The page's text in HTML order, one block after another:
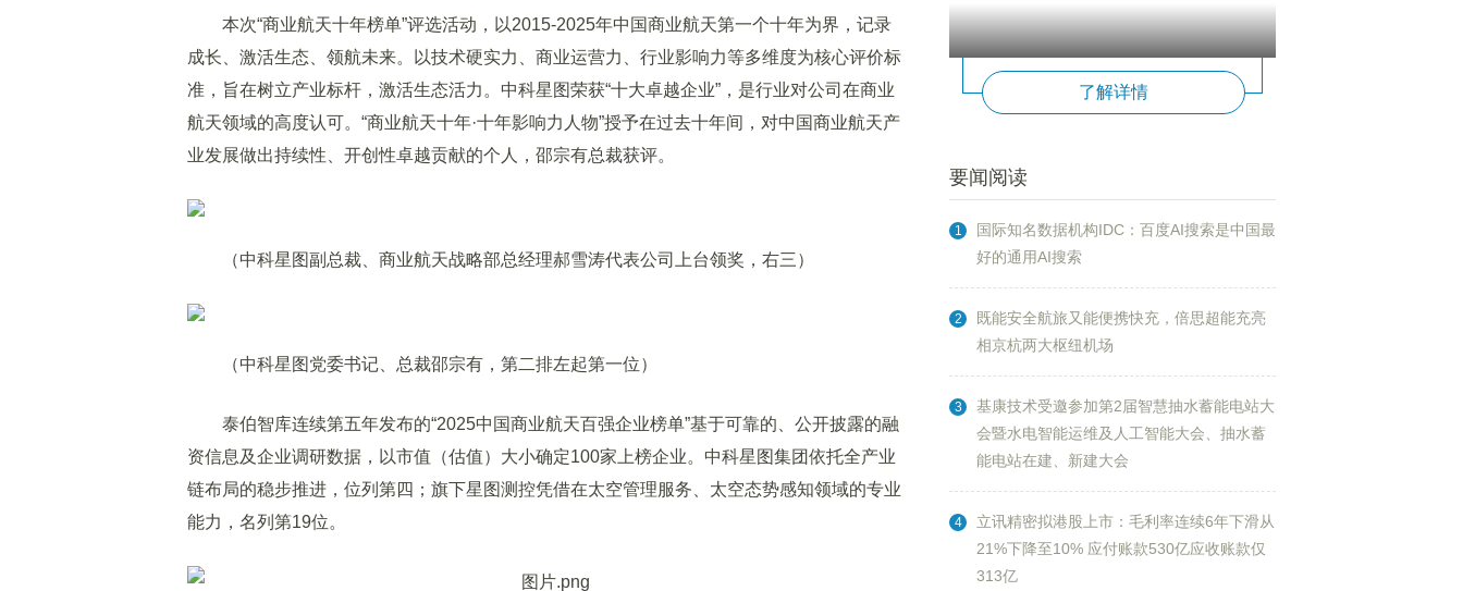
本次“商业航天十年榜单”评选活动，以2015-2025年中国商业航天第一个十年为界，记录
成长、激活生态、领航未来。以技术硬实力、商业运营力、行业影响力等多维度为核心评价标
准，旨在树立产业标杆，激活生态活力。中科星图荣获“十大卓越企业”，是行业对公司在商业
航天领域的高度认可。“商业航天十年·十年影响力人物”授予在过去十年间，对中国商业航天产
业发展做出持续性、开创性卓越贡献的个人，邵宗有总裁获评。
（中科星图副总裁、商业航天战略部总经理郝雪涛代表公司上台领奖，右三）
（中科星图党委书记、总裁邵宗有，第二排左起第一位）
泰伯智库连续第五年发布的“2025中国商业航天百强企业榜单”基于可靠的、公开披露的融
资信息及企业调研数据，以市值（估值）大小确定100家上榜企业。中科星图集团依托全产业
链布局的稳步推进，位列第四；旗下星图测控凭借在太空管理服务、太空态势感知领域的专业
能力，名列第19位。
了解详情
要闻阅读
1
国际知名数据机构IDC：百度AI搜索是中国最
好的通用AI搜索
2
既能安全航旅又能便携快充，倍思超能充亮
相京杭两大枢纽机场
3
基康技术受邀参加第2届智慧抽水蓄能电站大
会暨水电智能运维及人工智能大会、抽水蓄
能电站在建、新建大会
4
立讯精密拟港股上市：毛利率连续6年下滑从
21%下降至10% 应付账款530亿应收账款仅
313亿